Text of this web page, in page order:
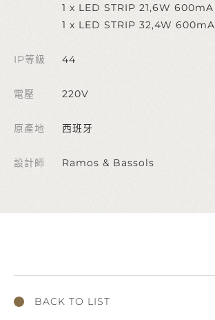
1 x LED STRIP 21,6W 600mA
1 x LED STRIP 32,4W 600mA
IP等級 44
電壓 220V
原產地 西班牙
設計師 Ramos & Bassols
BACK TO LIST